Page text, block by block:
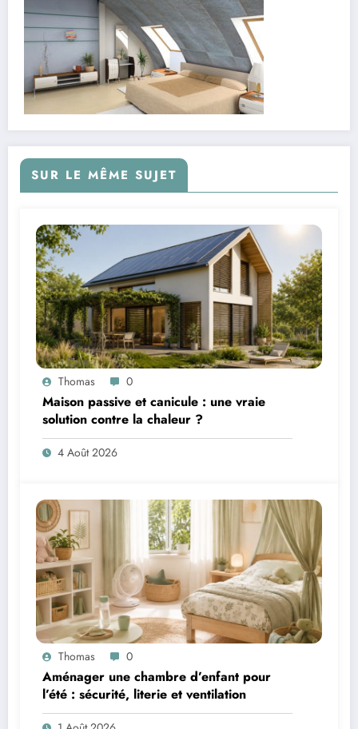
SUR LE MÊME SUJET
Thomas 0
Maison passive et canicule : une vraie
solution contre la chaleur ?
4 Août 2026
Thomas 0
Aménager une chambre d’enfant pour
l’été : sécurité, literie et ventilation